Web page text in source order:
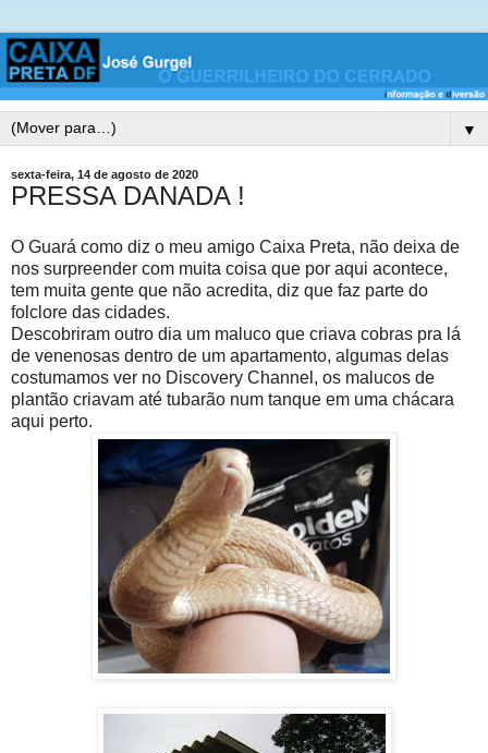
▼
sexta-feira, 14 de agosto de 2020
PRESSA DANADA !
O Guará como diz o meu amigo Caixa Preta, não deixa de
nos surpreender com muita coisa que por aqui acontece,
tem muita gente que não acredita, diz que faz parte do
folclore das cidades.
Descobriram outro dia um maluco que criava cobras pra lá
de venenosas dentro de um apartamento, algumas delas
costumamos ver no Discovery Channel, os malucos de
plantão criavam até tubarão num tanque em uma chácara
aqui perto.